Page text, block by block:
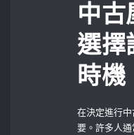
中古
選擇
時機
在決定進行
要。許多人